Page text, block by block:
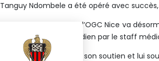
Tanguy Ndombele a été opéré avec
Le milieu de terrain de l’OGC Nice va
accompagné au quotidien par le staff
Le club lui adresse tout son soutien et lui